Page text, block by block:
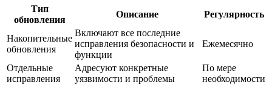
Тип
обновления
Описание Регулярность
Накопительные
обновления
Включают все последние
исправления безопасности и
функции
Ежемесячно
Отдельные
исправления
Адресуют конкретные
уязвимости и проблемы
По мере
необходимости